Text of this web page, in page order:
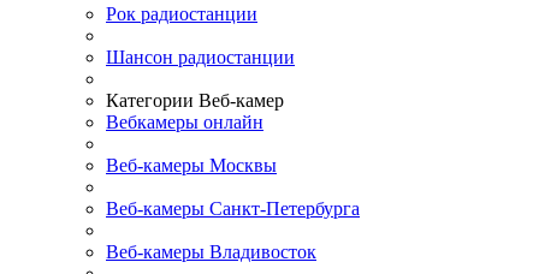
Рок радиостанции
Шансон радиостанции
Категории Веб-камер
Вебкамеры онлайн
Веб-камеры Москвы
Веб-камеры Санкт-Петербурга
Веб-камеры Владивосток